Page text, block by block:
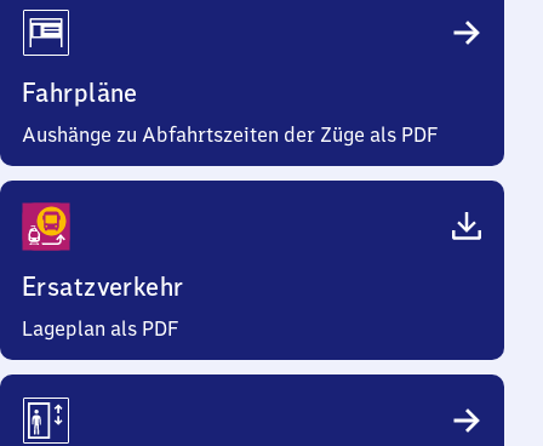
Fahrpläne
Aushänge zu Abfahrtszeiten der Züge als PDF
Ersatzverkehr
Lageplan als PDF